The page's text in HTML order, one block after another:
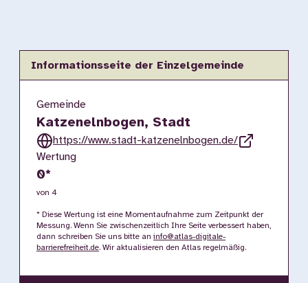
Informationsseite der Einzelgemeinde
Gemeinde
Katzenelnbogen, Stadt
https://www.stadt-katzenelnbogen.de/
Wertung
0*
von 4
* Diese Wertung ist eine Momentaufnahme zum Zeitpunkt der
Messung. Wenn Sie zwischenzeitlich Ihre Seite verbessert haben,
dann schreiben Sie uns bitte an info@atlas-digitale-
barrierefreiheit.de. Wir aktualisieren den Atlas regelmäßig.